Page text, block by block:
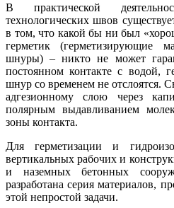
В практической
технологических швов
в том, что какой бы ни был
герметик (герметизирующие
шнуры) – никто не может
постоянном контакте с водой,
шнур со временем не отслоятся.
адгезионному слою через
полярным выдавливанием
зоны контакта.
Для герметизации и
вертикальных рабочих и
и наземных бетонных
разработана серия материалов,
этой непростой задачи.